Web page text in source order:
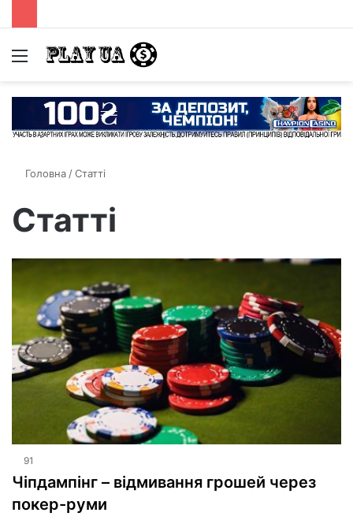
Menu
Головна/Статті
Статті
91
Чіпдампінг – відмивання грошей через
покер-руми